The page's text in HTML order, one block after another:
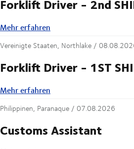
Forklift Driver - 2nd
Mehr erfahren
Mehr erfahren
Vereinigte Staaten, Northlake /
Forklift Driver - 1ST
Mehr erfahren
Mehr erfahren
Philippinen, Paranaque / 07.08.2026
Customs Assistant